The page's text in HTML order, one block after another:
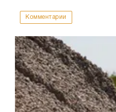
Комментарии